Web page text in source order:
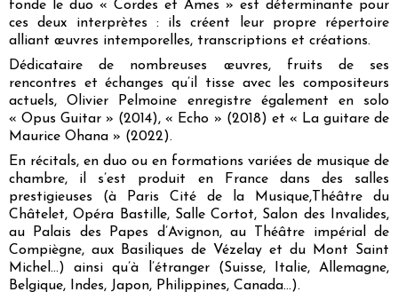
fonde le duo « Cordes et Âmes » est déterminante pour
ces deux interprètes : ils créent leur propre répertoire
alliant œuvres intemporelles, transcriptions et créations.
Dédicataire de nombreuses œuvres, fruits de ses
rencontres et échanges qu’il tisse avec les compositeurs
actuels, Olivier Pelmoine enregistre également en solo
« Opus Guitar » (2014), « Echo » (2018) et « La guitare de
Maurice Ohana » (2022).
En récitals, en duo ou en formations variées de musique de
chambre, il s’est produit en France dans des salles
prestigieuses (à Paris Cité de la Musique,Théâtre du
Châtelet, Opéra Bastille, Salle Cortot, Salon des Invalides,
au Palais des Papes d’Avignon, au Théâtre impérial de
Compiègne, aux Basiliques de Vézelay et du Mont Saint
Michel…) ainsi qu’à l’étranger (Suisse, Italie, Allemagne,
Belgique, Indes, Japon, Philippines, Canada…).